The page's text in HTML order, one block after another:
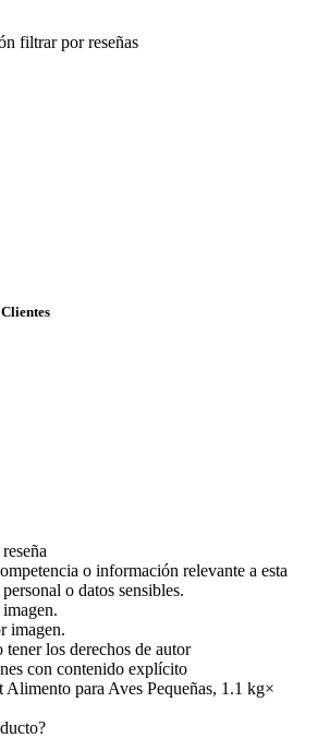
filtrar por reseñas
o información relevante a esta
o datos sensibles.
imagen.
los derechos de autor
con contenido explícito
para Aves Pequeñas, 1.1 kg×